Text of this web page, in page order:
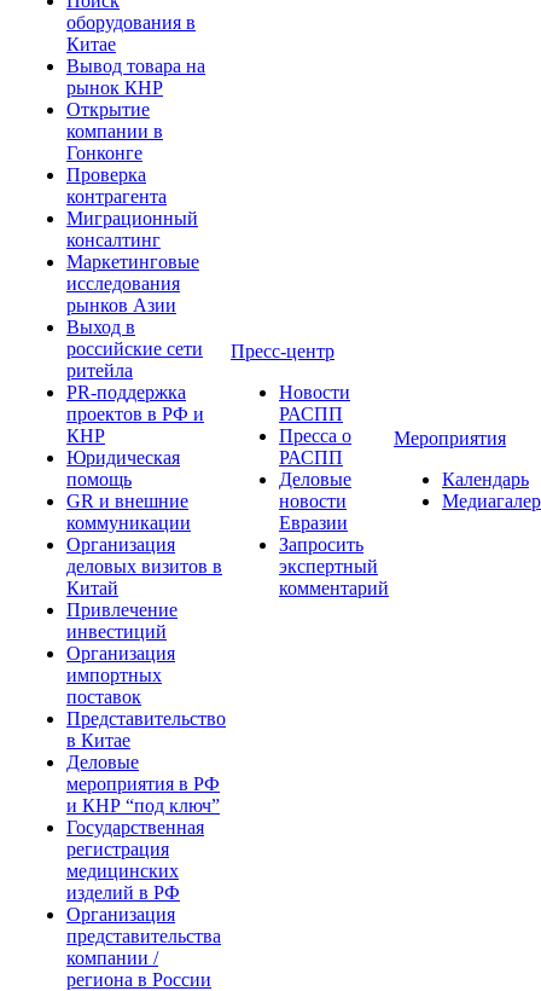
оборудования в
Китае
Вывод товара на
рынок КНР
Открытие
компании в
Гонконге
Проверка
контрагента
Миграционный
консалтинг
Маркетинговые
исследования
рынков Азии
Выход в
российские сети
ритейла
PR-поддержка
проектов в РФ и
КНР
Юридическая
помощь
GR и внешние
коммуникации
Организация
деловых визитов в
Китай
Привлечение
инвестиций
Организация
импортных
поставок
Представительство
в Китае
Деловые
мероприятия в РФ
и КНР “под ключ”
Государственная
регистрация
медицинских
изделий в РФ
Организация
представительства
компании /
региона в России
Пресс-центр
Новости
РАСПП
Пресса о
РАСПП
Деловые
новости
Евразии
Запросить
экспертный
комментарий
Мероприятия
Календарь